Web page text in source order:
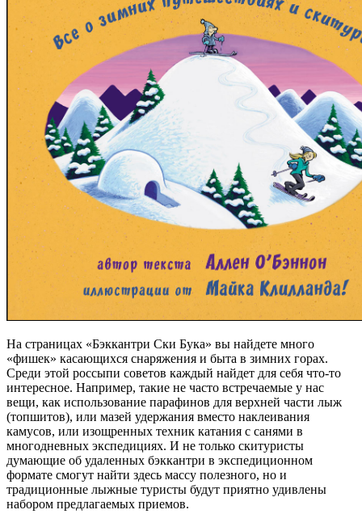
На страницах «Бэккантри Ски Бука» вы найдете много
«фишек» касающихся снаряжения и быта в зимних горах.
Среди этой россыпи советов каждый найдет для себя что-то
интересное. Например, такие не часто встречаемые у нас
вещи, как использование парафинов для верхней части лыж
(топшитов), или мазей удержания вместо наклеивания
камусов, или изощренных техник катания с санями в
многодневных экспедициях. И не только скитуристы
думающие об удаленных бэккантри в экспедиционном
формате смогут найти здесь массу полезного, но и
традиционные лыжные туристы будут приятно удивлены
набором предлагаемых приемов.